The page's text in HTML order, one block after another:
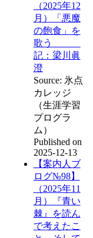
（2025年12
月）「悪魔
の飽食」を
歌う
記：梁川眞
澄
Source: 氷点
カレッジ
（生涯学習
プログラ
ム）
Published on
2025-12-13
【案内人ブ
ログ№98】
（2025年11
月）『青い
棘』を読ん
で考えたこ